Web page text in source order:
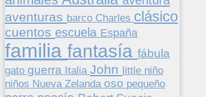
aventuras barco Charles clásico
cuentos escuela España
familia fantasía fábula
gato guerra Italia John little niño
niños Nueva Zelanda oso pequeño